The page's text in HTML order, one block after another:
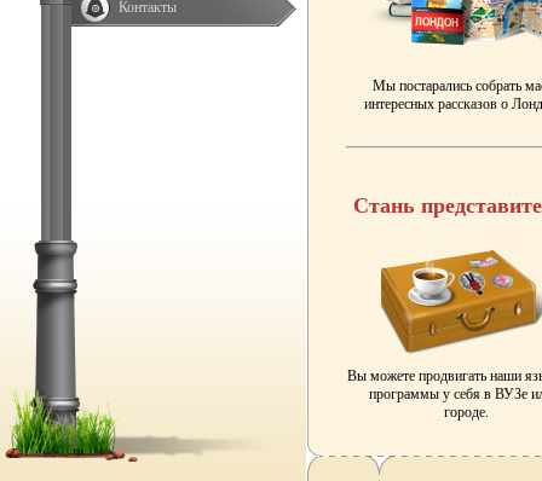
Контакты
Мы постарались собрать
интересных рассказов о
Стань
Вы можете продвигать наши
программы у себя в ВУЗе
городе.